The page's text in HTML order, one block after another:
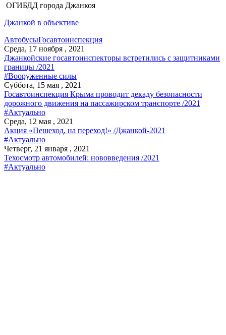
ОГИБДД города Джанкоя
Джанкой в объективе
АвтобусыГосавтоинспекция
Среда, 17 ноября , 2021
Джанкойские госавтоинспекторы встретились с защитниками
границы /2021
#Вооруженные силы
Суббота, 15 мая , 2021
Госавтоинспекция Крыма проводит декаду безопасности
дорожного движения на пассажирском транспорте /2021
#Актуально
Среда, 12 мая , 2021
Акция «Пешеход, на переход!» /Джанкой-2021
#Актуально
Четверг, 21 января , 2021
Техосмотр автомобилей: нововведения /2021
#Актуально